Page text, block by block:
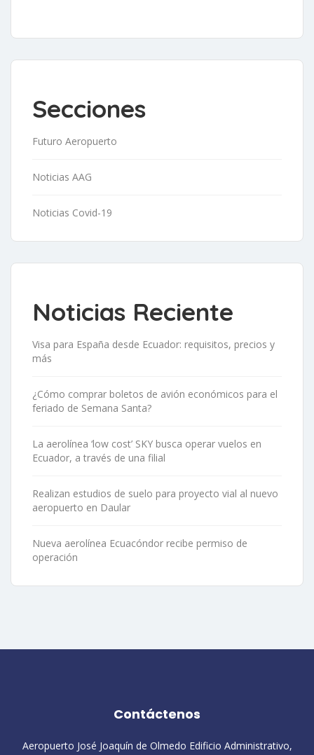
Secciones
Futuro Aeropuerto
Noticias AAG
Noticias Covid-19
Noticias Reciente
Visa para España desde Ecuador: requisitos, precios y
más
¿Cómo comprar boletos de avión económicos para el
feriado de Semana Santa?
La aerolínea ‘low cost’ SKY busca operar vuelos en
Ecuador, a través de una filial
Realizan estudios de suelo para proyecto vial al nuevo
aeropuerto en Daular
Nueva aerolínea Ecuacóndor recibe permiso de
operación
Contáctenos
Aeropuerto José Joaquín de Olmedo Edificio Administrativo,